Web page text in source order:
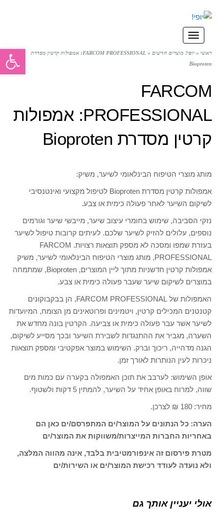
תפריט
ראשי » יופי! מוצרים חדשים »
FARCOM PROFESSIONAL: אמפולות קרטין מסדרת
Bioproten
FARCOM
PROFESSIONAL: אמפולות
קרטין מסדרת Bioproten
מותג מוצרי הטיפוח הבינלאומי לשיער, משיק:
אמפולות קרטין מסדרת Bioproten לטיפול מקצועי ואינטנסיבי
לשיקום השיער לאחר פעולה כימית או צבע.
נזקי הסביבה, שימוש בחומרי עיצוב שיער, מייבשי שיער וגורמים
נוספים, עלולים להזיק לשיער שלכם. לעיתים קרובות טיפול לשיער
בעזרת שמפו ומסכה לא מספק תוצאות רצויות. FARCOM
PROFESSIONAL, מותג מוצרי הטיפוח הבינלאומי לשיער, משיק
אמפולות קרטין חדשניות מתוך ליין המוצרים, Bioproten, שמתמחה
במוצרים לשיקום שיער שעבר פעולה כימית או צבע.
האמפולות של FARCOM PROFESSIONAL, הן בבקבוקונים
קטנטנים המכילים קרטין, ויטמינים ופרוטאינים מן הצומח, המיועדות
לשיער אשר עבר פעולה כימית או צביעה. הקרטין בונה מחדש את
השערה, מגביר את ההתנגדות לשבירת השיער ובכך מסייע לשיקום,
הגנה מדהייה, ריכוך וברק. השימוש במוצר אפקטיבי ומספק תוצאות
ניכרות לעין הנותרות לאורך זמן.
אופן השימוש: לערבב את תוכן האמפולה בקערה עם כמות מים
שווה, למרוח באופן אחיד על השיער, להמתין 5 דקות ולשטוף.
מחיר: 180 ₪ לצרכן.
הערה: כל הנתונים על המוצר/ים המתפרסם/ים כאן הם
באחריות החברות המייצרות/משווקות את המוצר/ים
מטרת פירסום זה אינפורמטיבית בלבד, אינה מהווה המלצה,
ולא נועדה לעודד רכישת המוצר/ים או השירות/ים
אולי יעניין אותך גם
פתח